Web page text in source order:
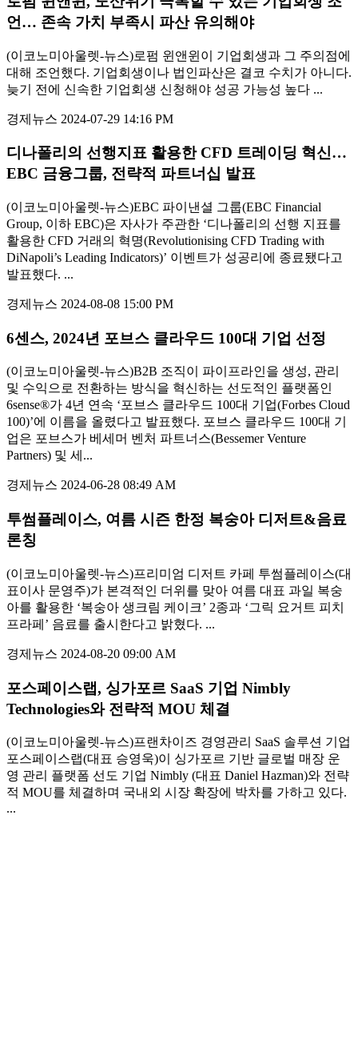
언… 존속 가치 부족시 파산 유의해야
(이코노미아울렛-뉴스)로펌 윈앤윈이 기업회생과 그 주의점에
대해 조언했다. 기업회생이나 법인파산은 결코 수치가 아니다.
늦기 전에 신속한 기업회생 신청해야 성공 가능성 높다 ...
경제뉴스 2024-07-29 14:16 PM
디나폴리의 선행지표 활용한 CFD 트레이딩 혁신…
EBC 금융그룹, 전략적 파트너십 발표
(이코노미아울렛-뉴스)EBC 파이낸셜 그룹(EBC Financial
Group, 이하 EBC)은 자사가 주관한 ‘디나폴리의 선행 지표를
활용한 CFD 거래의 혁명(Revolutionising CFD Trading with
DiNapoli’s Leading Indicators)’ 이벤트가 성공리에 종료됐다고
발표했다. ...
경제뉴스 2024-08-08 15:00 PM
6센스, 2024년 포브스 클라우드 100대 기업 선정
(이코노미아울렛-뉴스)B2B 조직이 파이프라인을 생성, 관리
및 수익으로 전환하는 방식을 혁신하는 선도적인 플랫폼인
6sense®가 4년 연속 ‘포브스 클라우드 100대 기업(Forbes Cloud
100)’에 이름을 올렸다고 발표했다. 포브스 클라우드 100대 기
업은 포브스가 베세머 벤처 파트너스(Bessemer Venture
Partners) 및 세...
경제뉴스 2024-06-28 08:49 AM
투썸플레이스, 여름 시즌 한정 복숭아 디저트&음료
론칭
(이코노미아울렛-뉴스)프리미엄 디저트 카페 투썸플레이스(대
표이사 문영주)가 본격적인 더위를 맞아 여름 대표 과일 복숭
아를 활용한 ‘복숭아 생크림 케이크’ 2종과 ‘그릭 요거트 피치
프라페’ 음료를 출시한다고 밝혔다. ...
경제뉴스 2024-08-20 09:00 AM
포스페이스랩, 싱가포르 SaaS 기업 Nimbly
Technologies와 전략적 MOU 체결
(이코노미아울렛-뉴스)프랜차이즈 경영관리 SaaS 솔루션 기업
포스페이스랩(대표 승영욱)이 싱가포르 기반 글로벌 매장 운
영 관리 플랫폼 선도 기업 Nimbly (대표 Daniel Hazman)와 전략
적 MOU를 체결하며 국내외 시장 확장에 박차를 가하고 있다.
...